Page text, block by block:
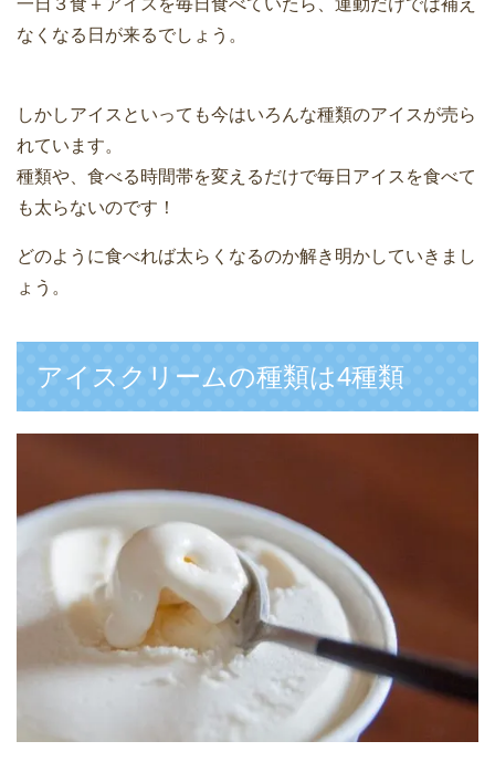
一日３食＋アイスを毎日食べていたら、運動だけでは補え
なくなる日が来るでしょう。
しかしアイスといっても今はいろんな種類のアイスが売ら
れています。
種類や、食べる時間帯を変えるだけで毎日アイスを食べて
も太らないのです！
どのように食べれば太らくなるのか解き明かしていきまし
ょう。
アイスクリームの種類は4種類